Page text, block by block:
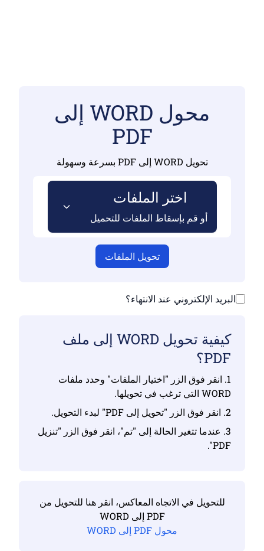
محول WORD إلى
PDF
تحويل WORD إلى PDF بسرعة وسهولة
اختر الملفات
أو قم بإسقاط الملفات للتحميل
تحويل الملفات
البريد الإلكتروني عند الانتهاء؟
كيفية تحويل WORD إلى ملف
PDF؟
1. انقر فوق الزر "اختيار الملفات" وحدد ملفات
WORD التي ترغب في تحويلها.
2. انقر فوق الزر "تحويل إلى PDF" لبدء التحويل.
3. عندما تتغير الحالة إلى "تم"، انقر فوق الزر "تنزيل
PDF".
للتحويل في الاتجاه المعاكس، انقر هنا للتحويل من
PDF إلى WORD
محول PDF إلى WORD